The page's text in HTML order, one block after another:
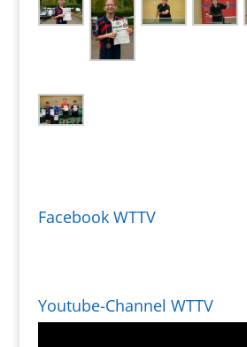
Facebook WTTV
Youtube-Channel WTTV